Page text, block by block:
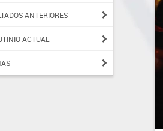
ANTERIORES
ACTUAL